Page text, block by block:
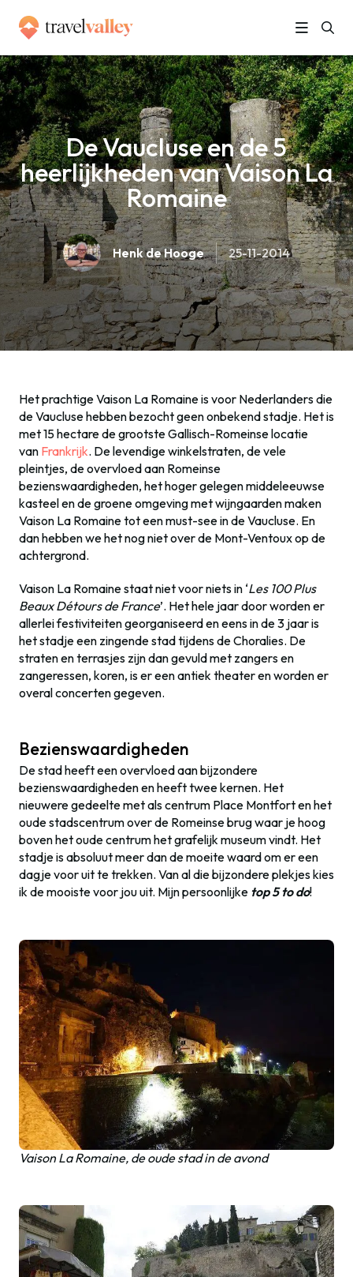
Home » De Vaucluse en de 5 heerlijkheden van Vaison La Romaine
De Vaucluse en de 5
heerlijkheden van Vaison La
Romaine
Henk de Hooge 25-11-2014
Het prachtige Vaison La Romaine is voor Nederlanders die
de Vaucluse hebben bezocht geen onbekend stadje. Het is
met 15 hectare de grootste Gallisch-Romeinse locatie
van Frankrijk. De levendige winkelstraten, de vele
pleintjes, de overvloed aan Romeinse
bezienswaardigheden, het hoger gelegen middeleeuwse
kasteel en de groene omgeving met wijngaarden maken
Vaison La Romaine tot een must-see in de Vaucluse. En
dan hebben we het nog niet over de Mont-Ventoux op de
achtergrond.
Vaison La Romaine staat niet voor niets in ‘Les 100 Plus
Beaux Détours de France’. Het hele jaar door worden er
allerlei festiviteiten georganiseerd en eens in de 3 jaar is
het stadje een zingende stad tijdens de Choralies. De
straten en terrasjes zijn dan gevuld met zangers en
zangeressen, koren, is er een antiek theater en worden er
overal concerten gegeven.
Bezienswaardigheden
De stad heeft een overvloed aan bijzondere
bezienswaardigheden en heeft twee kernen. Het
nieuwere gedeelte met als centrum Place Montfort en het
oude stadscentrum over de Romeinse brug waar je hoog
boven het oude centrum het grafelijk museum vindt. Het
stadje is absoluut meer dan de moeite waard om er een
dagje voor uit te trekken. Van al die bijzondere plekjes kies
ik de mooiste voor jou uit. Mijn persoonlijke top 5 to do!
Vaison La Romaine, de oude stad in de avond